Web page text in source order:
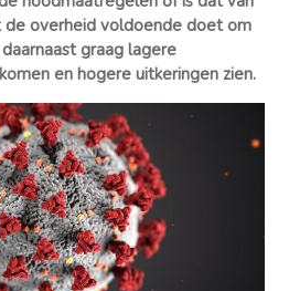
de overheid voldoende doet om
graag lagere
en hogere uitkeringen zien.